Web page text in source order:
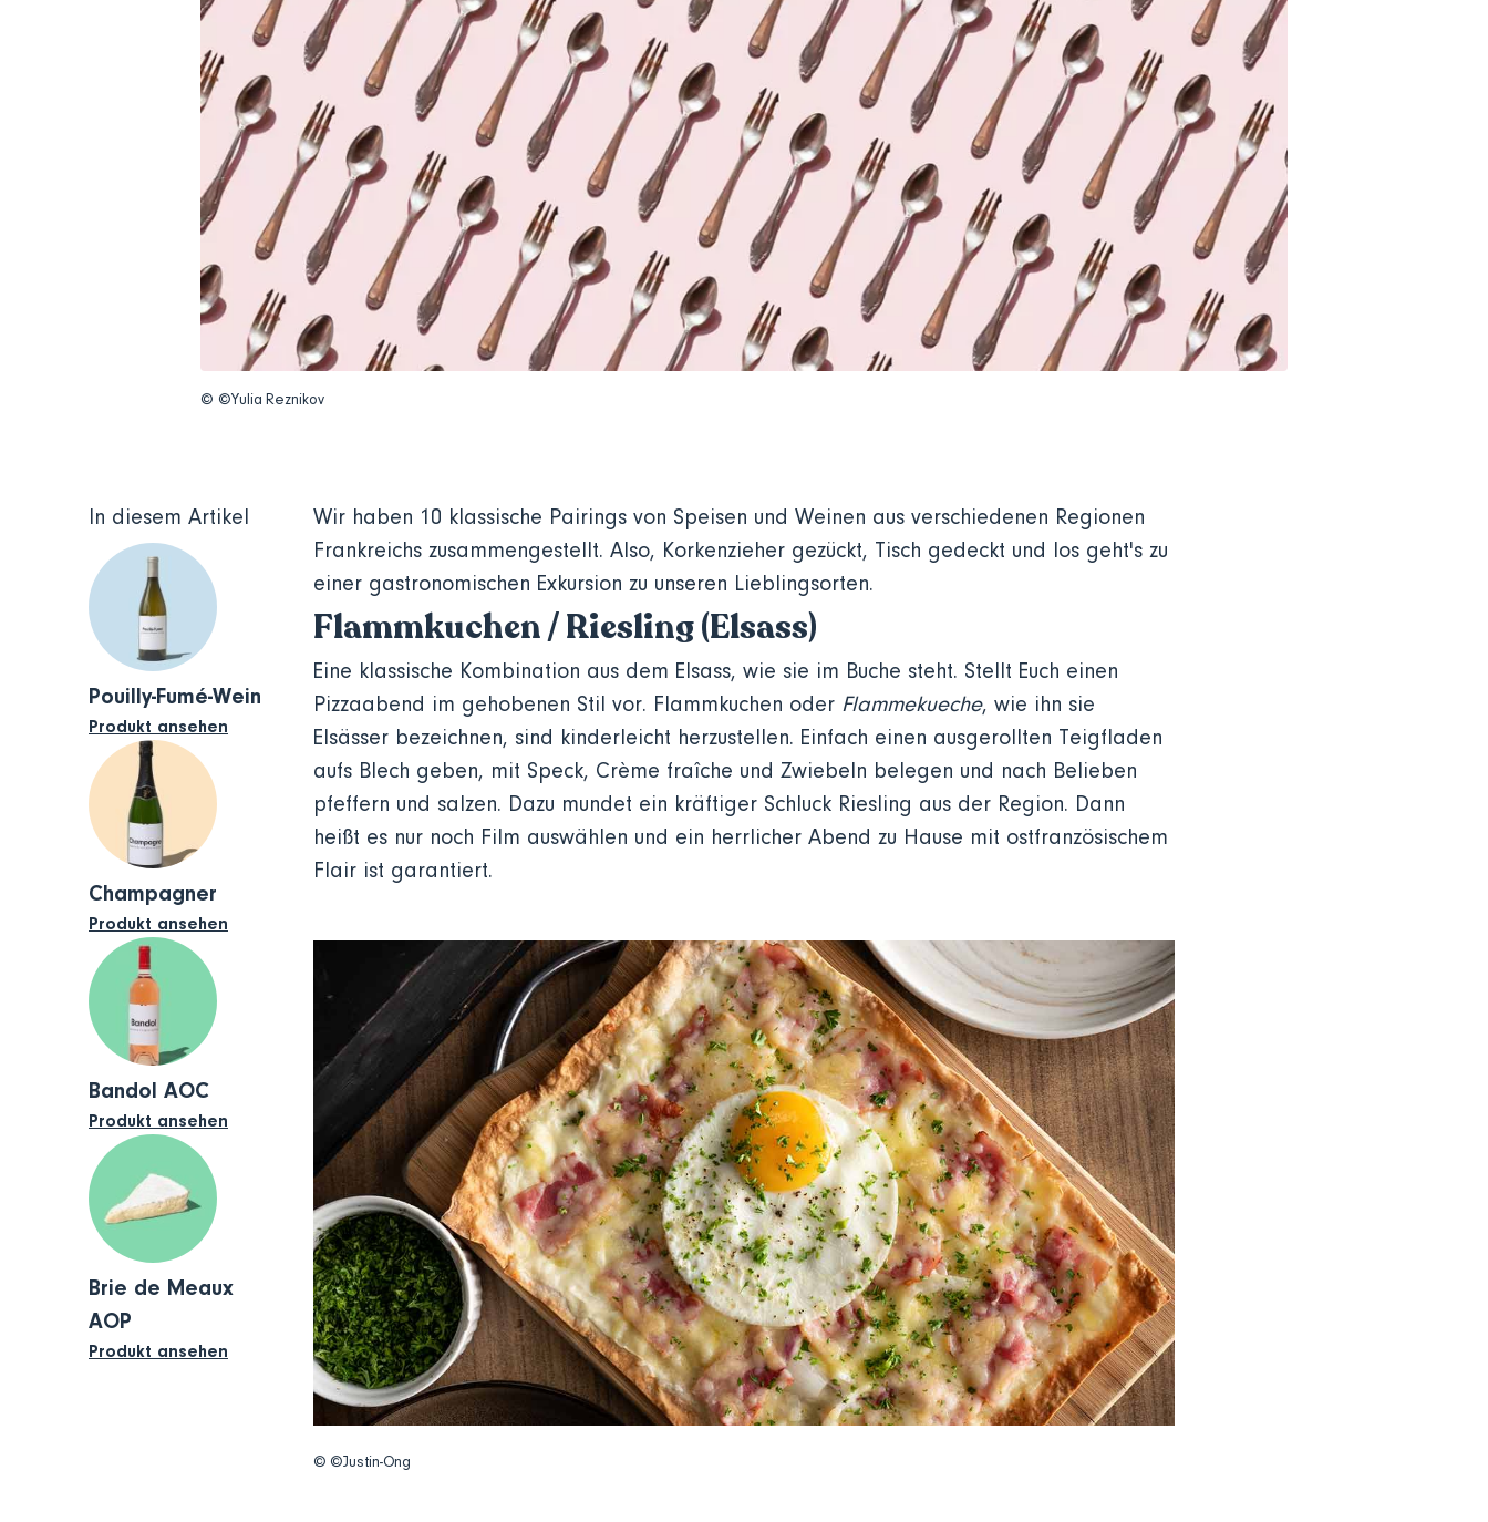
© ©Yulia Reznikov
In diesem Artikel
Pouilly-Fumé-Wein
Produkt ansehen
Champagner
Produkt ansehen
Bandol AOC
Produkt ansehen
Brie de Meaux
AOP
Produkt ansehen
Wir haben 10 klassische Pairings von Speisen und Weinen aus verschiedenen Regionen
Frankreichs zusammengestellt. Also, Korkenzieher gezückt, Tisch gedeckt und los geht's zu
einer gastronomischen Exkursion zu unseren Lieblingsorten.
Flammkuchen / Riesling (Elsass)
Eine klassische Kombination aus dem Elsass, wie sie im Buche steht. Stellt Euch einen
Pizzaabend im gehobenen Stil vor. Flammkuchen oder Flammekueche, wie ihn sie
Elsässer bezeichnen, sind kinderleicht herzustellen. Einfach einen ausgerollten Teigfladen
aufs Blech geben, mit Speck, Crème fraîche und Zwiebeln belegen und nach Belieben
pfeffern und salzen. Dazu mundet ein kräftiger Schluck Riesling aus der Region. Dann
heißt es nur noch Film auswählen und ein herrlicher Abend zu Hause mit ostfranzösischem
Flair ist garantiert.
© ©Justin-Ong